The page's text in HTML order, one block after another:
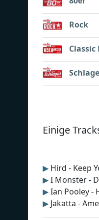
Rock
Classic
Einige
▶ Hird - Keep
▶I Monster -
▶Ian Pooley -
▶ Jakatta -